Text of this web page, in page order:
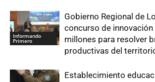
Informando
Primero
Gobierno Regional de
concurso de
millones para resolver
productivas del
Establecimiento